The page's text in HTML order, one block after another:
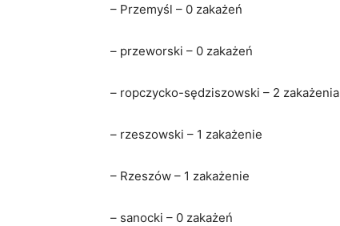
– Przemyśl – 0 zakażeń
– przeworski – 0 zakażeń
– ropczycko-sędziszowski – 2 zakażenia
– rzeszowski – 1 zakażenie
– Rzeszów – 1 zakażenie
– sanocki – 0 zakażeń